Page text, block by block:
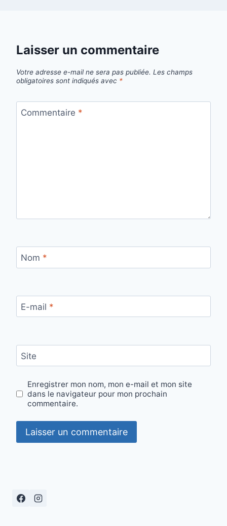
Laisser un commentaire
Votre adresse e-mail ne sera pas publiée. Les champs
obligatoires sont indiqués avec *
Commentaire *
Nom *
E-mail *
Site
Enregistrer mon nom, mon e-mail et mon site
dans le navigateur pour mon prochain
commentaire.